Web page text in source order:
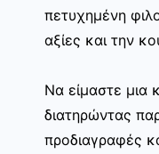
πετυχημένη
αξίες και την
Να είμαστε μια
διατηρώντας
προδιαγραφές